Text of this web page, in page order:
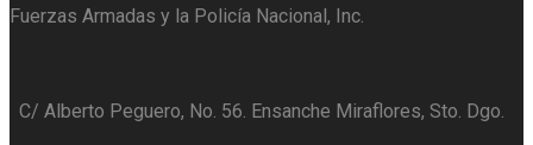
Fuerzas Armadas y la Policía Nacional, Inc.
C/ Alberto Peguero, No. 56. Ensanche Miraflores, Sto. Dgo.